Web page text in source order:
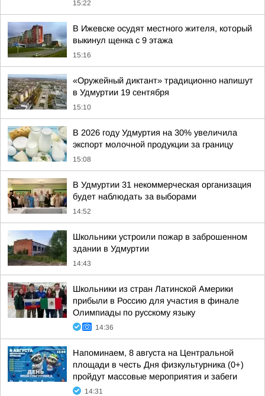
15:22
В Ижевске осудят местного жителя, который
выкинул щенка с 9 этажа
15:16
«Оружейный диктант» традиционно напишут
в Удмуртии 19 сентября
15:10
В 2026 году Удмуртия на 30% увеличила
экспорт молочной продукции за границу
15:08
В Удмуртии 31 некоммерческая организация
будет наблюдать за выборами
14:52
Школьники устроили пожар в заброшенном
здании в Удмуртии
14:43
Школьники из стран Латинской Америки
прибыли в Россию для участия в финале
Олимпиады по русскому языку
14:36
Напоминаем, 8 августа на Центральной
площади в честь Дня физкультурника (0+)
пройдут массовые мероприятия и забеги
14:31